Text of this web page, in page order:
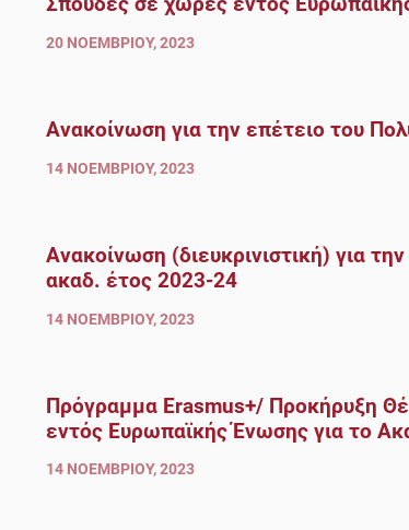
20 ΝΟΕΜΒΡΊΟΥ, 2023
Ανακοίνωση για την επέτειο του
14 ΝΟΕΜΒΡΊΟΥ, 2023
Ανακοίνωση (διευκρινιστική) για
ακαδ. έτος 2023-24
14 ΝΟΕΜΒΡΊΟΥ, 2023
Πρόγραμμα Erasmus+/ Προκήρυξη
εντός Ευρωπαϊκής Ένωσης για το
14 ΝΟΕΜΒΡΊΟΥ, 2023